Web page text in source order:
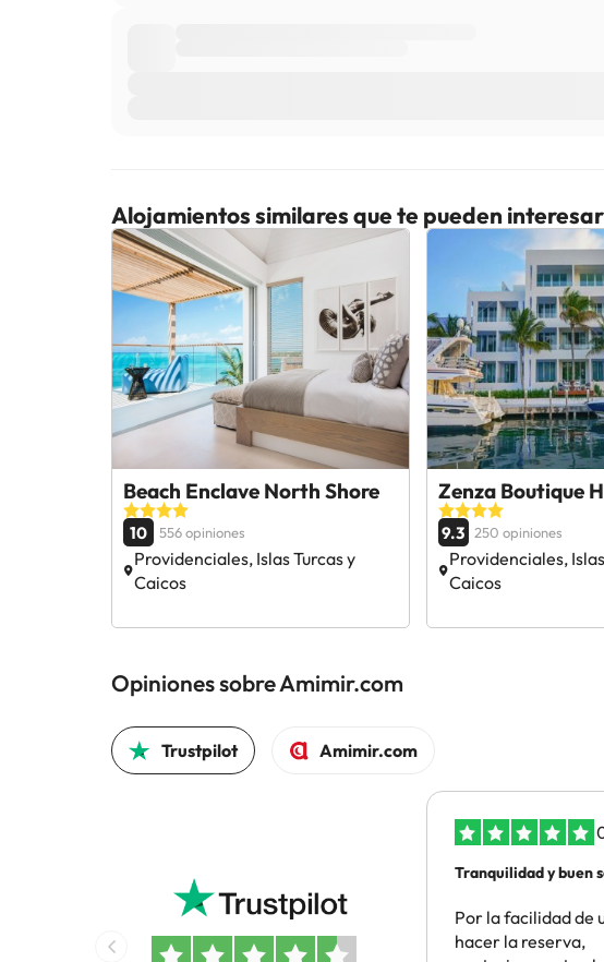
Alojamientos similares que te pueden interesar
Beach Enclave North Shore
10 556 opiniones
Providenciales, Islas Turcas y
Caicos
Zenza Boutique
9.3 250 opiniones
Providenciales,
Caicos
Opiniones sobre Amimir.com
Trustpilot Amimir.com
Tranquilidad y buen
Por la facilidad de
hacer la reserva,